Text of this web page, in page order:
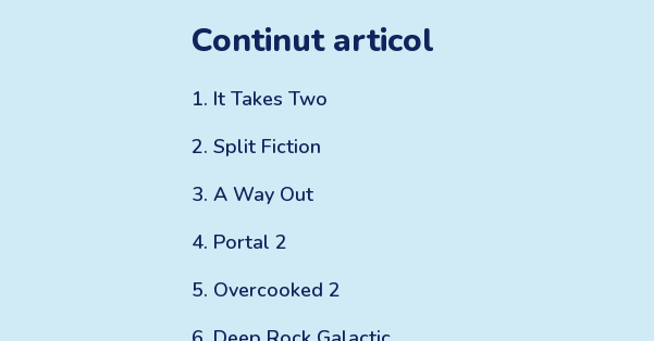
Continut articol
1. It Takes Two
2. Split Fiction
3. A Way Out
4. Portal 2
5. Overcooked 2